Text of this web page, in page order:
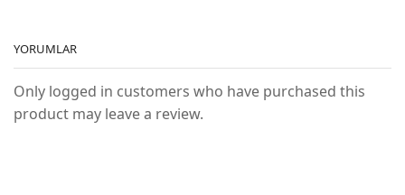
YORUMLAR
Only logged in customers who have purchased this
product may leave a review.